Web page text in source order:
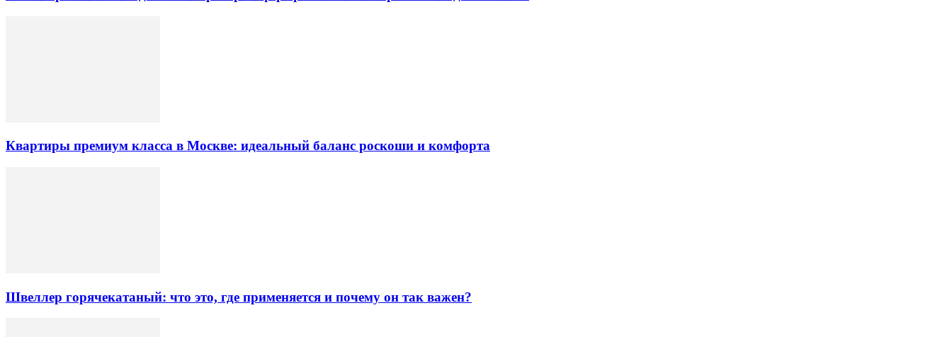
Квартиры премиум класса в Москве: идеальный баланс роскоши и комфорта
Швеллер горячекатаный: что это, где применяется и почему он так важен?